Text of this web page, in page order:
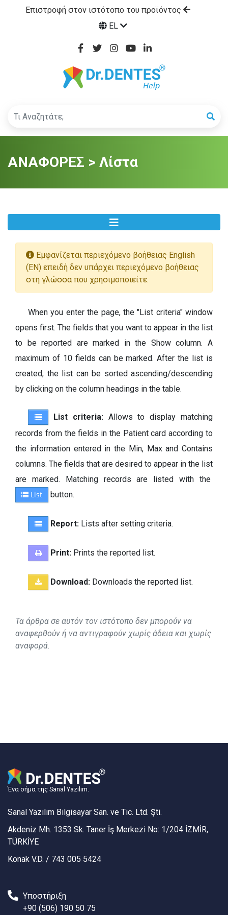
Επιστροφή στον ιστότοπο του προϊόντος
EL
ΑΝΑΦΟΡΕΣ > Λίστα
Εμφανίζεται περιεχόμενο βοήθειας English
(EN) επειδή δεν υπάρχει περιεχόμενο βοήθειας
στη γλώσσα που χρησιμοποιείτε.
When you enter the page, the "List criteria" window
opens first. The fields that you want to appear in the list
to be reported are marked in the Show column. A
maximum of 10 fields can be marked. After the list is
created, the list can be sorted ascending/descending
by clicking on the column headings in the table.
List criteria: Allows to display matching
records from the fields in the Patient card according to
the information entered in the Min, Max and Contains
columns. The fields that are desired to appear in the list
are marked. Matching records are listed with the
List
button.
Report: Lists after setting criteria.
Print: Prints the reported list.
Download: Downloads the reported list.
Τα άρθρα σε αυτόν τον ιστότοπο δεν μπορούν να
αναφερθούν ή να αντιγραφούν χωρίς άδεια και χωρίς
αναφορά.
Ένα σήμα της Sanal Yazılım.
Sanal Yazılım Bilgisayar San. ve Tic. Ltd. Şti.
Akdeniz Mh. 1353 Sk. Taner İş Merkezi No: 1/204 İZMİR,
TÜRKİYE
Konak V.D. / 743 005 5424
Υποστήριξη
+90 (506) 190 50 75